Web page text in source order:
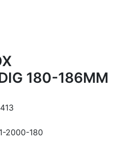
180-186MM
2000-180